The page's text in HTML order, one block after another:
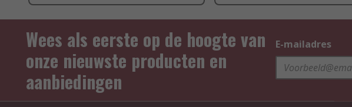
Wees als eerste op de hoogte van
onze nieuwste producten en
aanbiedingen
E-mailadres